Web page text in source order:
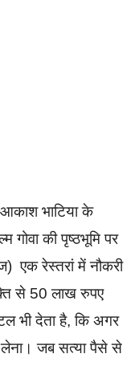
भाटिया के
गोवा की पृष्ठभूमि पर
एक रेस्तरां में नौकरी
से 50 लाख रुपए
भी देता है, कि अगर
लेना। जब सत्या पैसे से